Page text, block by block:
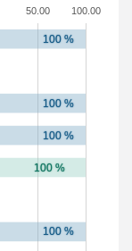
50.00 100.00